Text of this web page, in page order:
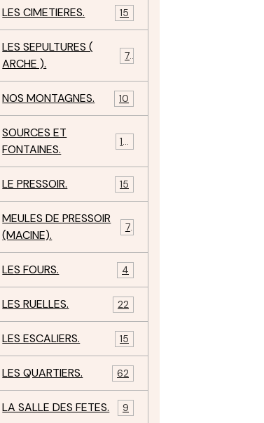
LES CIMETIERES. 15
LES SEPULTURES (
ARCHE ).
7
NOS MONTAGNES. 10
SOURCES ET
FONTAINES.
10
LE PRESSOIR. 15
MEULES DE PRESSOIR
(MACINE).
7
LES FOURS. 4
LES RUELLES. 22
LES ESCALIERS. 15
LES QUARTIERS. 62
LA SALLE DES FETES. 9